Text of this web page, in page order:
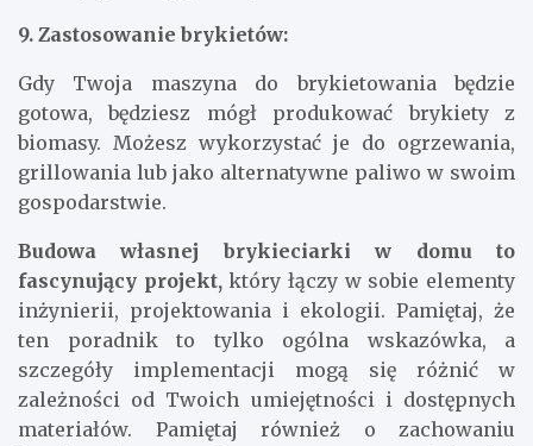
9. Zastosowanie brykietów:
Gdy Twoja maszyna do brykietowania będzie
gotowa, będziesz mógł produkować brykiety z
biomasy. Możesz wykorzystać je do ogrzewania,
grillowania lub jako alternatywne paliwo w swoim
gospodarstwie.
Budowa własnej brykieciarki w domu to
fascynujący projekt,który łączy w sobie elementy
inżynierii, projektowania i ekologii. Pamiętaj, że
ten poradnik to tylko ogólna wskazówka, a
szczegóły implementacji mogą się różnić w
zależności od Twoich umiejętności i dostępnych
materiałów. Pamiętaj również o zachowaniu